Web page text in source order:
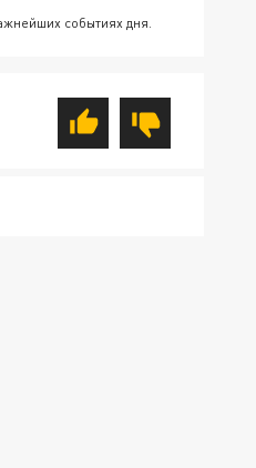
событиях дня.